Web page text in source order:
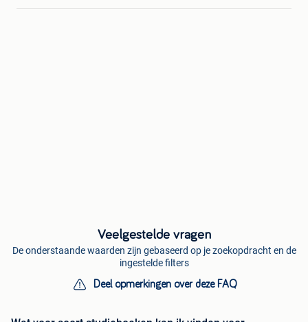
Veelgestelde vragen
De onderstaande waarden zijn gebaseerd op je zoekopdracht en de
ingestelde filters
Deel opmerkingen over deze FAQ